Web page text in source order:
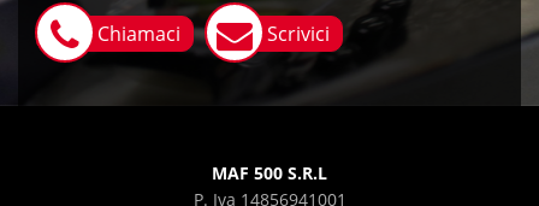
Chiamaci Scrivici
MAF 500 S.R.L
P. Iva 14856941001